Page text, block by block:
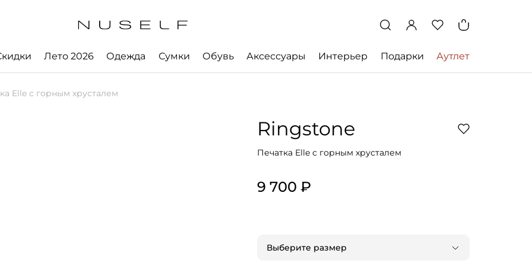
Лето 2026 Одежда Сумки Обувь Аксессуары Интерьер Подарки Аутлет
Elle с горным хрусталем
Ringstone
Печатка Elle с горным хрусталем
9 700 ₽
Выберите размер